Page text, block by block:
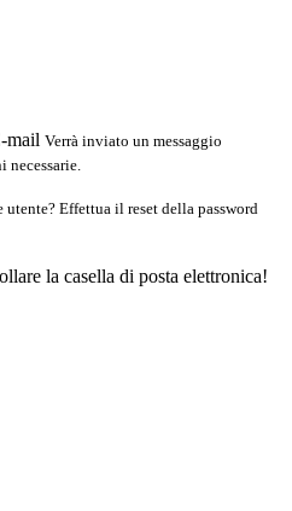
mail Verrà inviato un messaggio
Effettua il reset della password
la casella di posta elettronica!